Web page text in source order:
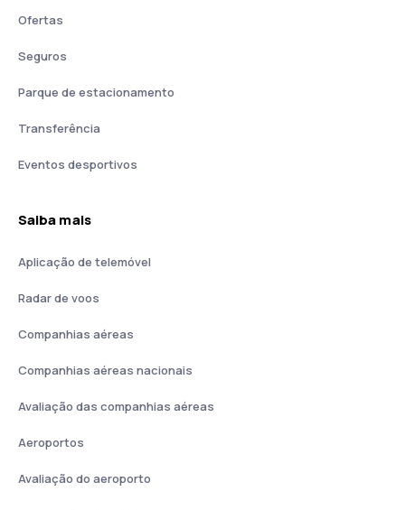
Ofertas
Seguros
Parque de estacionamento
Transferência
Eventos desportivos
Saiba mais
Aplicação de telemóvel
Radar de voos
Companhias aéreas
Companhias aéreas nacionais
Avaliação das companhias aéreas
Aeroportos
Avaliação do aeroporto